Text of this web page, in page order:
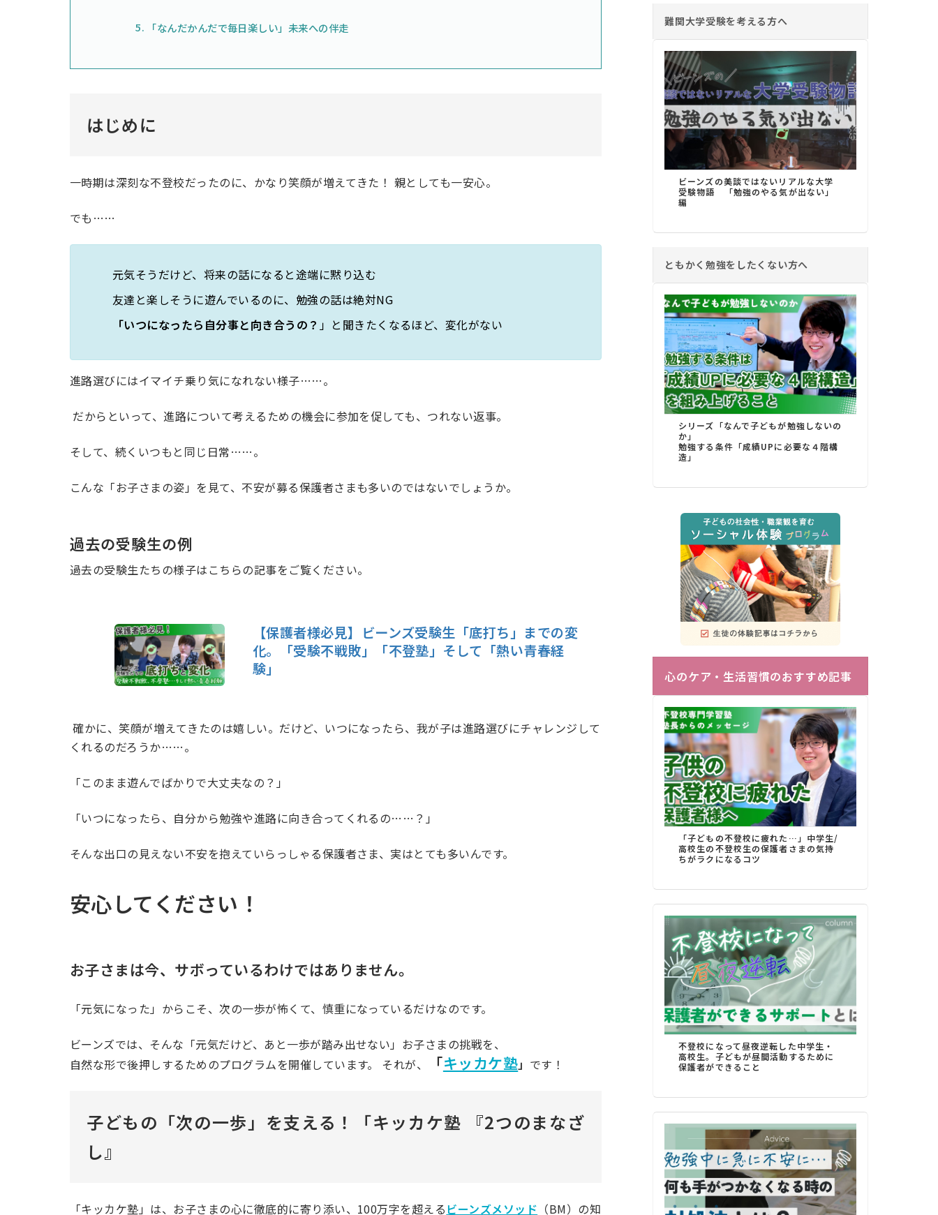
「なんだかんだで毎日楽しい」未来への伴走
はじめに
一時期は深刻な不登校だったのに、かなり笑顔が増えてきた！ 親としても一安心。
でも……
元気そうだけど、将来の話になると途端に黙り込む
友達と楽しそうに遊んでいるのに、勉強の話は絶対NG
「いつになったら自分事と向き合うの？ 」と聞きたくなるほど、変化がない
進路選びにはイマイチ乗り気になれない様子……。
だからといって、進路について考えるための機会に参加を促しても、つれない返事。
そして、続くいつもと同じ日常……。
こんな「お子さまの姿」を見て、不安が募る保護者さまも多いのではないでしょうか。
過去の受験生の例
過去の受験生たちの様子はこちらの記事をご覧ください。
【保護者様必見】ビーンズ受験生「底打ち」までの変
化。「受験不戦敗」「不登塾」そして「熱い青春経
験」
確かに、笑顔が増えてきたのは嬉しい。だけど、いつになったら、我が子は進路選びにチャレンジして
くれるのだろうか……。
「このまま遊んでばかりで大丈夫なの？」
「いつになったら、自分から勉強や進路に向き合ってくれるの……？」
そんな出口の見えない不安を抱えていらっしゃる保護者さま、実はとても多いんです。
安心してください！
お子さまは今、サボっているわけではありません。
「元気になった」からこそ、次の一歩が怖くて、慎重になっているだけなのです。
ビーンズでは、そんな「元気だけど、あと一歩が踏み出せない」お子さまの挑戦を、
自然な形で後押しするためのプログラムを開催しています。 それが、
「キッカケ塾」 です！
子どもの「次の一歩」を支える！「キッカケ塾 『2つのまなざ
し』
「キッカケ塾」は、お子さまの心に徹底的に寄り添い、100万字を超えるビーンズメソッド （BM）の知
難関大学受験を考える方へ
ビーンズの美談ではないリアルな大学
受験物語 「勉強のやる気が出ない」
編
ともかく勉強をしたくない方へ
シリーズ「なんで子どもが勉強しないの
か」
勉強する条件「成績UPに必要な４階構
造」
心のケア・生活習慣のおすすめ記事
「子どもの不登校に疲れた…」中学生/
高校生の不登校生の保護者さまの気持
ちがラクになるコツ
不登校になって昼夜逆転した中学生・
高校生。子どもが昼間活動するために
保護者ができること